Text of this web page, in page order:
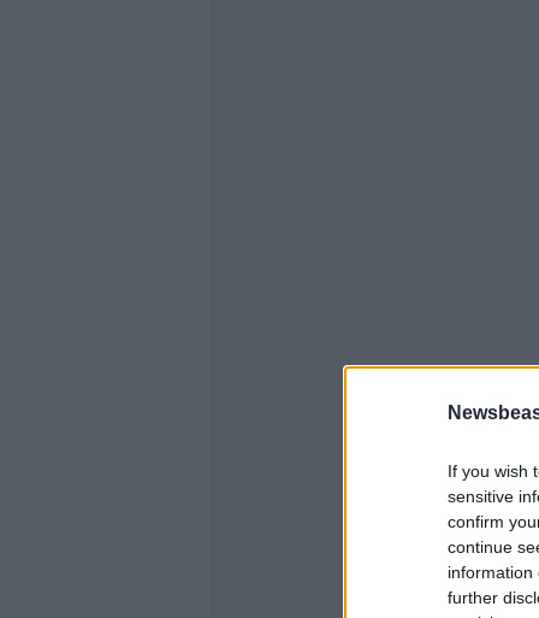
If you wish
sensitive
confirm
continue
information
further